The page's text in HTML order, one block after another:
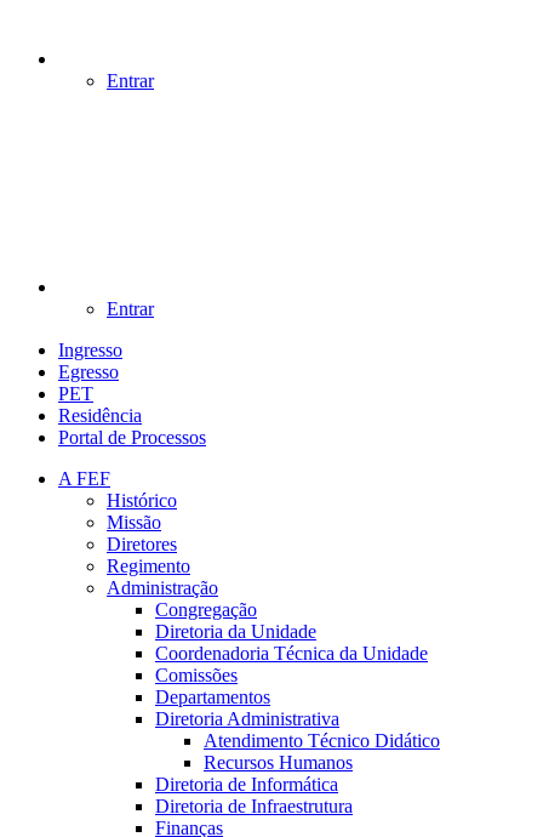
Entrar
Entrar
Ingresso
Egresso
PET
Residência
Portal de Processos
A FEF
Histórico
Missão
Diretores
Regimento
Administração
Congregação
Diretoria da Unidade
Coordenadoria Técnica da Unidade
Comissões
Departamentos
Diretoria Administrativa
Atendimento Técnico Didático
Recursos Humanos
Diretoria de Informática
Diretoria de Infraestrutura
Finanças